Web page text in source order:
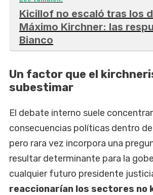
Kicillof no escaló tras los
Máximo Kirchner: las
Bianco
Un factor que el
subestimar
El debate interno suele
consecuencias políticas dentro
pero rara vez incorpora una
resultar determinante para la
cualquier futuro presidente
reaccionarían los sectores